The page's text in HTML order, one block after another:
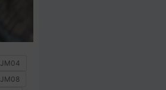
JM04
JM08